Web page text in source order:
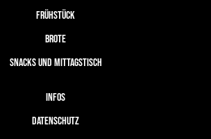
FRÜHSTÜCK
BROTE
SNACKS UND MITTAGSTISCH
INFOS
DATENSCHUTZ